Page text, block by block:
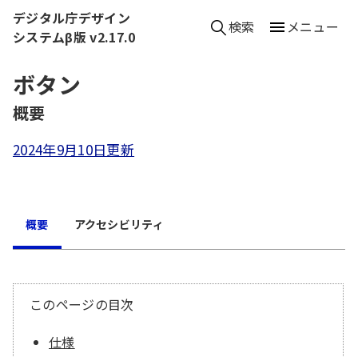
本文へ移動
デジタル庁デザイン
システムβ版 v2.17.0
検索 メニュー
ボタン
（
概要
2024年9月10日更新
概要 アクセシビリティ
このページの目次
仕様